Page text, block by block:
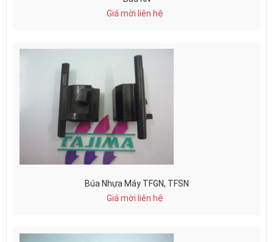
Giá mời liên hệ
Búa Nhựa Máy TFGN, TFSN
Giá mời liên hệ